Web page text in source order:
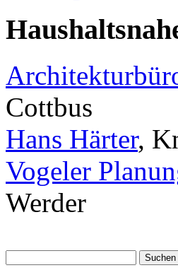
Cottbus
Hans Härter,
Vogeler
Werder